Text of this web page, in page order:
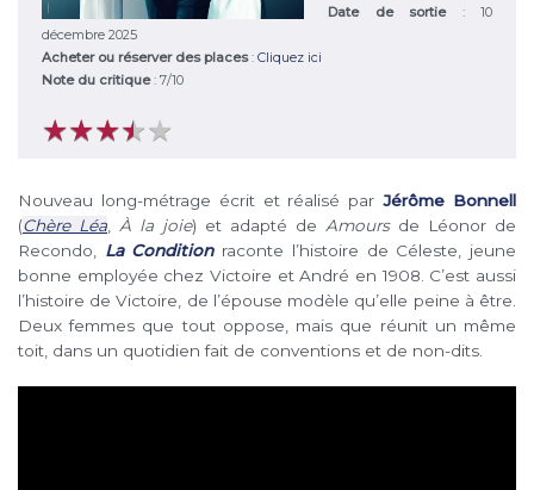
Date de sortie : 10
décembre 2025
Acheter ou réserver des places: Cliquez ici
Note du critique: 7/10
★★★★★
★★★★★
Nouveau long-métrage écrit et réalisé parJérôme Bonnell
(Chère Léa À la joie) et adapté de Amoursde Léonor de
Recondo, La Conditionraconte l’histoire de Céleste, jeune
bonne employée chez Victoire et André en 1908. C’est aussi
l’histoire de Victoire, de l’épouse modèle qu’elle peine à être.
Deux femmes que tout oppose, mais que réunit un même
toit, dans un quotidien fait de conventions et de non-dits.